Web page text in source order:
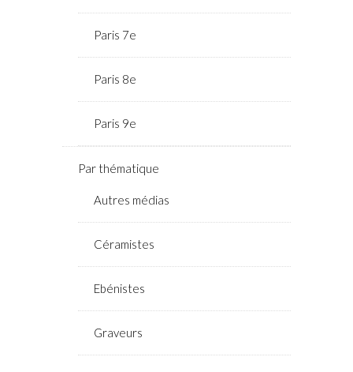
Paris 7e
Paris 8e
Paris 9e
Par thématique
Autres médias
Céramistes
Ebénistes
Graveurs